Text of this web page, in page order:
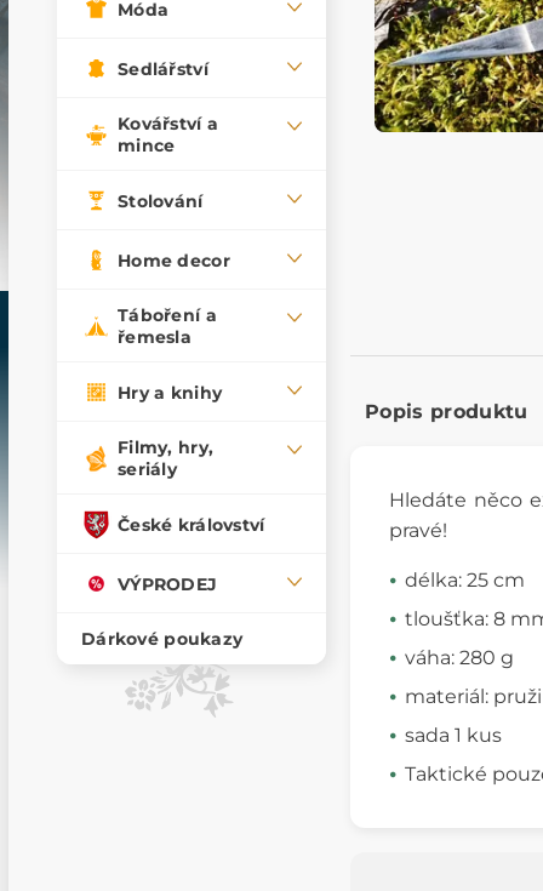
Móda
Sedlářství
Kovářství a
mince
Stolování
Home decor
Táboření a
řemesla
Hry a knihy
Filmy, hry,
seriály
České království
VÝPRODEJ
Dárkové poukazy
Popis produktu
Hledáte něco
pravé!
délka: 25 cm
tloušťka: 8
váha: 280 g
materiál:
sada 1 kus
Taktické